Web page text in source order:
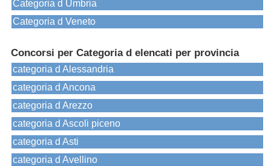
Categoria d Umbria
Categoria d Veneto
Concorsi per Categoria d elencati per provincia
categoria d Alessandria
categoria d Ancona
categoria d Arezzo
categoria d Ascoli piceno
categoria d Asti
categoria d Avellino